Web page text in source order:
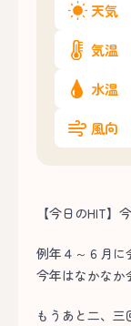
天気
気温
水温
風向
【今日のHIT】
例年４～６月に
今年はなかなか
もうあと二、